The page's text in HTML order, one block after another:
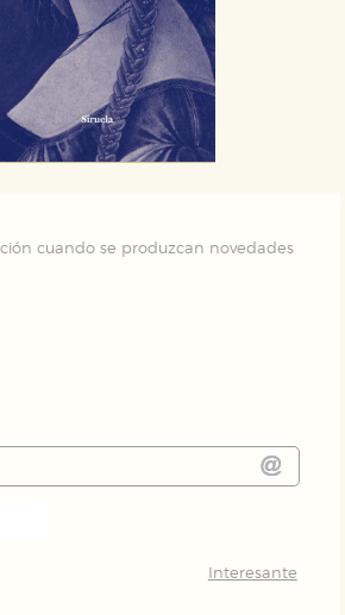
cuando se produzcan novedades
Interesante